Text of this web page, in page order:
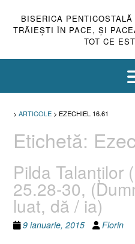
BISERICA PENTICOSTALĂ
TRĂIEŞTI ÎN PACE, ŞI
TOT CE
> ARTICOLE > EZECHIEL 16.61
Etichetă:
Pilda Talanţilor
25.28-30,
luat, dă / ia)
9 ianuarie, 2015 Florin